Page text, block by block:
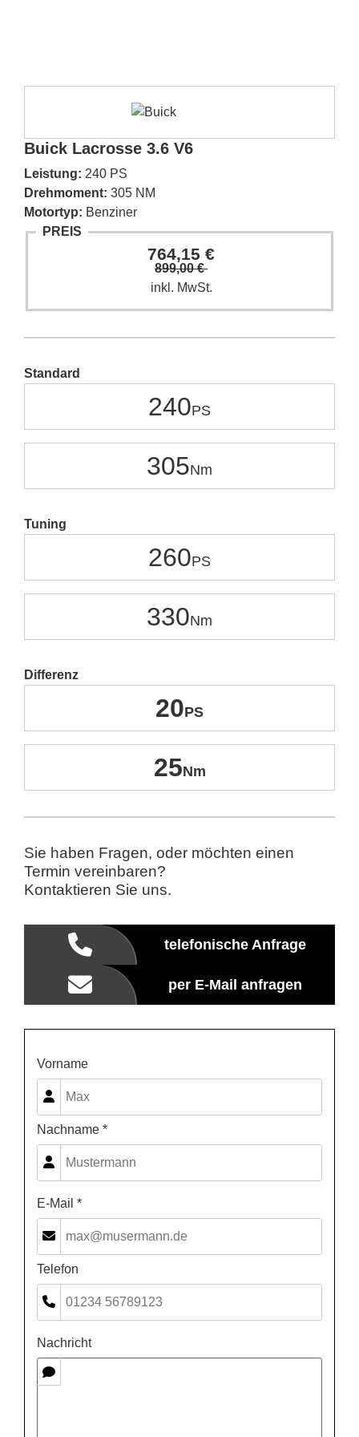
Buick Lacrosse 3.6 V6
Leistung: 240 PS
Drehmoment: 305 NM
Motortyp: Benziner
PREIS
764,15 €
899,00 €
inkl. MwSt.
Standard
240
305
Tuning
260
330
Differenz
20
25
Sie haben Fragen, oder möchten einen
Termin vereinbaren?
Kontaktieren Sie uns.
telefonische Anfrage
per E-Mail anfragen
Vorname
Nachname *
E-Mail *
Telefon
Nachricht